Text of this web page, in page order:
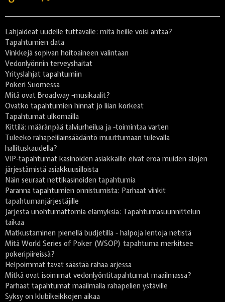
Lahjaideat uudelle tuttavalle: mitä heille voisi antaa?
Tapahtumien data
Vinkkejä sopivan hoitoaineen valintaan
Vedonlyönnin terveyshaitat
Yrityslahjat tapahtumiin
Pokeri Suomessa
Mitä ovat Broadway -musikaalit?
Ovatko tapahtumien hinnat jo liian korkeat
Tapahtumat ulkomailla
Kittilä: määränpää talviurheilua ja -toimintaa varten
Tuleeko rahapelilainsäädäntö muuttumaan tulevalla
hallituskaudella?
VIP-tapahtumat kasinoiden asiakkaille eivät eroa muiden alojen
järjestämistä asiakkuusilloista
Näin seuraat nettikasinoiden tapahtumia
Paranna tapahtumien onnistumista: Parhaat vinkit
tapahtumanjärjestäjille
Järjestä unohtumattomia elämyksiä: Tapahtumasuunnittelun
taikaa
Matkustaminen pienellä budjetilla - halpoja lentoja netistä
Mitä World Series of Poker (WSOP) tapahtuma merkitsee
pokeripiireissä?
Helpoimmat tavat säästää rahaa arjessa
Mitkä ovat isoimmat vedonlyöntitapahtumat maailmassa?
Parhaat tapahtumat maailmalla rahapelien ystäville
Syksy on klubikeikkojen aikaa